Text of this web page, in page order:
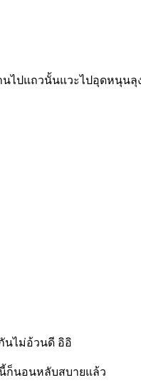
ปแถวนั้นแวะไปอุดหนุนลุง
นไม่อ้วนดี อิอิ
ก็นอนหลับสบายแล้ว